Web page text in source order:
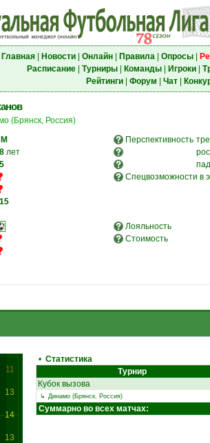
Главная| Новости| Онлайн| Правила| Опросы|
Расписание| Турниры| Команды| Игроки|
Рейтинги| Форум Чат|
(Брянск, Россия)
Перспективность
лет
Спецвозможности в
Лояльность
Стоимость
13
14
13
11
• Статистика
Турнир
Кубок вызова
↳ Динамо (Брянск, Россия)
Суммарно во всех матчах: